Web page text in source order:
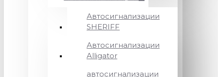
Автосигнализации
SHERIFF
Автосигнализации
Alligator
автосигнализации